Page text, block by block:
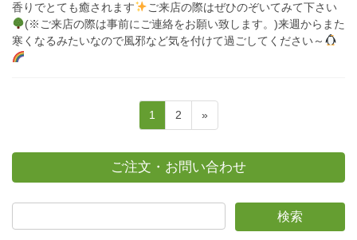
香りでとても癒されます
ご来店の際はぜひのぞいてみて下さい
(※ご来店の際は事前にご連絡をお願い致します。)来週からまた
寒くなるみたいなので風邪など気を付けて過ごしてください～
の
ペ
ー
ジ
ペ
ー
ジ
1
ペ
ー
ジ
2 »
ご注文・お問い合わせ